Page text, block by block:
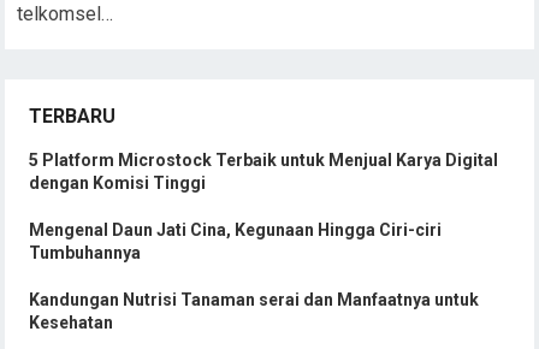
telkomsel…
TERBARU
5 Platform Microstock Terbaik untuk Menjual Karya Digital
dengan Komisi Tinggi
Mengenal Daun Jati Cina, Kegunaan Hingga Ciri-ciri
Tumbuhannya
Kandungan Nutrisi Tanaman serai dan Manfaatnya untuk
Kesehatan